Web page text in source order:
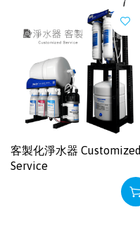
客製化淨水器 Customized
Service